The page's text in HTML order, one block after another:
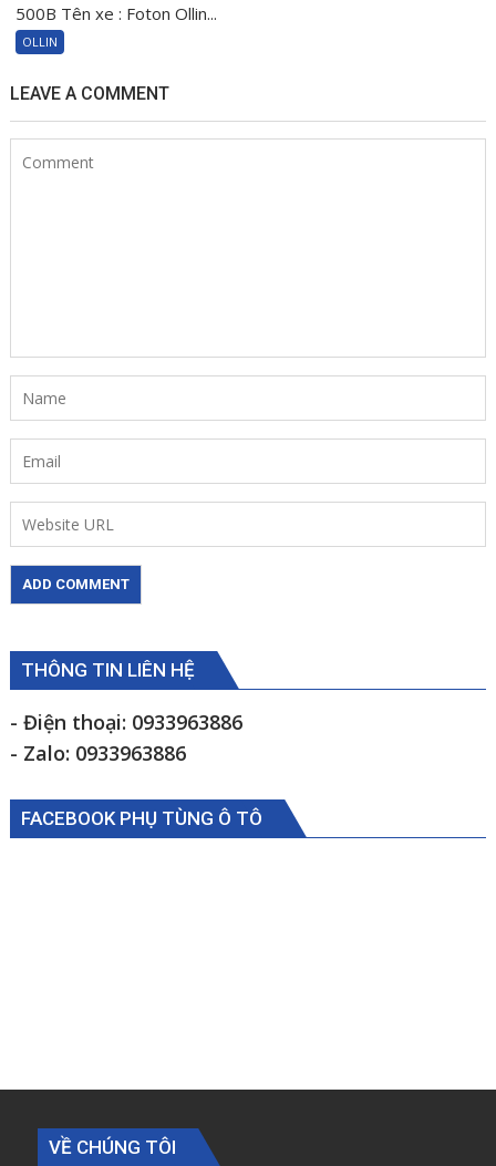
500B Tên xe : Foton Ollin...
OLLIN
LEAVE A COMMENT
THÔNG TIN LIÊN HỆ
- Điện thoại: 0933963886
- Zalo: 0933963886
FACEBOOK PHỤ TÙNG Ô TÔ
VỀ CHÚNG TÔI